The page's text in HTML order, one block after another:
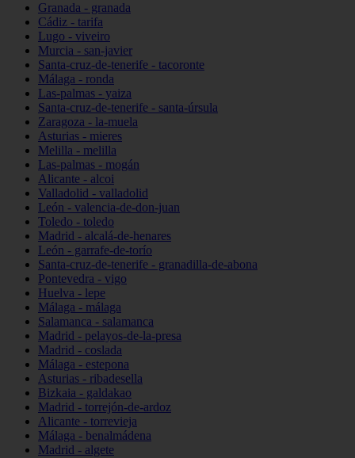
Granada - granada
Cádiz - tarifa
Lugo - viveiro
Murcia - san-javier
Santa-cruz-de-tenerife - tacoronte
Málaga - ronda
Las-palmas - yaiza
Santa-cruz-de-tenerife - santa-úrsula
Zaragoza - la-muela
Asturias - mieres
Melilla - melilla
Las-palmas - mogán
Alicante - alcoi
Valladolid - valladolid
León - valencia-de-don-juan
Toledo - toledo
Madrid - alcalá-de-henares
León - garrafe-de-torío
Santa-cruz-de-tenerife - granadilla-de-abona
Pontevedra - vigo
Huelva - lepe
Málaga - málaga
Salamanca - salamanca
Madrid - pelayos-de-la-presa
Madrid - coslada
Málaga - estepona
Asturias - ribadesella
Bizkaia - galdakao
Madrid - torrejón-de-ardoz
Alicante - torrevieja
Málaga - benalmádena
Madrid - algete